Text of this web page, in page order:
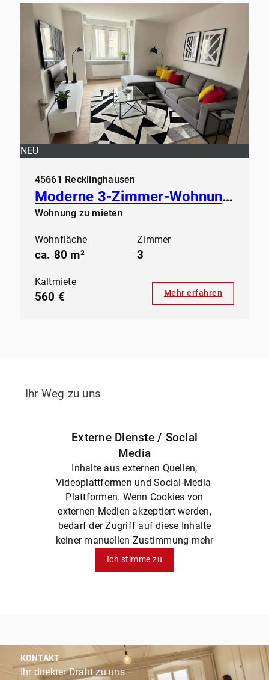
NEU
45661 Recklinghausen
Moderne 3-Zimmer-Wohnung in zentraler Lage – Einziehen ohne Renovieren!
Wohnung zu mieten
Wohnfläche
ca. 80 m²
Zimmer
3
Kaltmiete
560 € Mehr erfahren
Ihr Weg zu uns
Externe Dienste / Social
Media
Inhalte aus externen Quellen,
Videoplattformen und Social-Media-
Plattformen. Wenn Cookies von
externen Medien akzeptiert werden,
bedarf der Zugriff auf diese Inhalte
keiner manuellen Zustimmung mehr
Ich stimme zu
KONTAKT
Ihr direkter Draht zu uns –